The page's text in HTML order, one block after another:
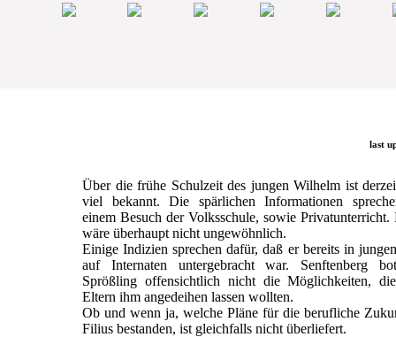
last
Über die frühe Schulzeit des jungen Wilhelm ist
viel bekannt. Die spärlichen Informationen
einem Besuch der Volksschule, sowie Privatunterricht.
wäre überhaupt nicht ungewöhnlich.
Einige Indizien sprechen dafür, daß er bereits in
auf Internaten untergebracht war. Senftenberg
Sprößling offensichtlich nicht die Möglichkeiten,
Eltern ihm angedeihen lassen wollten.
Ob und wenn ja, welche Pläne für die berufliche
Filius bestanden, ist gleichfalls nicht überliefert.